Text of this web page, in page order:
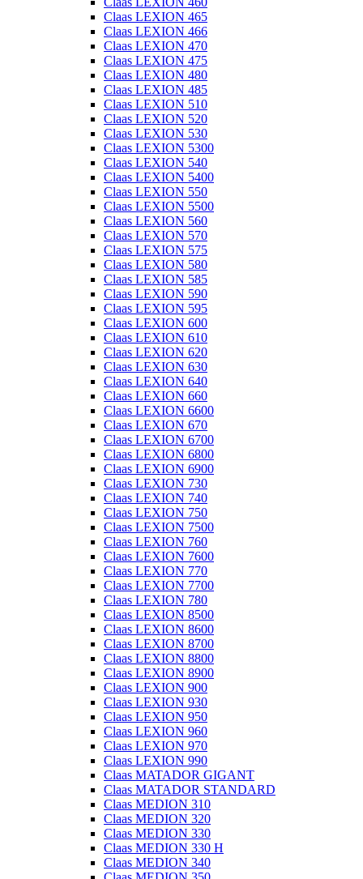
Claas LEXION 465
Claas LEXION 466
Claas LEXION 470
Claas LEXION 475
Claas LEXION 480
Claas LEXION 485
Claas LEXION 510
Claas LEXION 520
Claas LEXION 530
Claas LEXION 5300
Claas LEXION 540
Claas LEXION 5400
Claas LEXION 550
Claas LEXION 5500
Claas LEXION 560
Claas LEXION 570
Claas LEXION 575
Claas LEXION 580
Claas LEXION 585
Claas LEXION 590
Claas LEXION 595
Claas LEXION 600
Claas LEXION 610
Claas LEXION 620
Claas LEXION 630
Claas LEXION 640
Claas LEXION 660
Claas LEXION 6600
Claas LEXION 670
Claas LEXION 6700
Claas LEXION 6800
Claas LEXION 6900
Claas LEXION 730
Claas LEXION 740
Claas LEXION 750
Claas LEXION 7500
Claas LEXION 760
Claas LEXION 7600
Claas LEXION 770
Claas LEXION 7700
Claas LEXION 780
Claas LEXION 8500
Claas LEXION 8600
Claas LEXION 8700
Claas LEXION 8800
Claas LEXION 8900
Claas LEXION 900
Claas LEXION 930
Claas LEXION 950
Claas LEXION 960
Claas LEXION 970
Claas LEXION 990
Claas MATADOR GIGANT
Claas MATADOR STANDARD
Claas MEDION 310
Claas MEDION 320
Claas MEDION 330
Claas MEDION 330 H
Claas MEDION 340